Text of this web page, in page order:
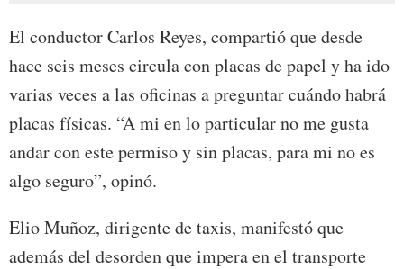
El conductor Carlos Reyes, compartió que desde
hace seis meses circula con placas de papel y ha ido
varias veces a las oficinas a preguntar cuándo habrá
placas físicas. “A mi en lo particular no me gusta
andar con este permiso y sin placas, para mi no es
algo seguro”, opinó.
Elio Muñoz, dirigente de taxis, manifestó que
además del desorden que impera en el transporte